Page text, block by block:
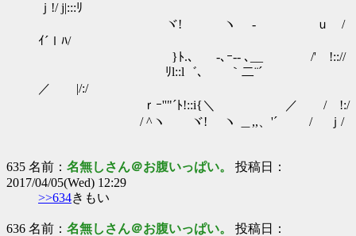
ｊ!/ j|:::ﾘ
ヾ! ヽ ‐ ｕ /
ｲ´ｌﾊ/
}ﾄ.、 -､ｰ-- ､__ /' !:://
ﾘl::l゛､ ｀二¨´
／ |/:/
ｒｰ''"´ﾄ!::i{＼ ／ / !:/
/ ^ヽ ヾ! ヽ ＿,,、'´ / ｊ/
635 名前： 名無しさん＠お腹いっぱい。 投稿日：
2017/04/05(Wed) 12:29
>>634きもい
636 名前： 名無しさん＠お腹いっぱい。 投稿日：